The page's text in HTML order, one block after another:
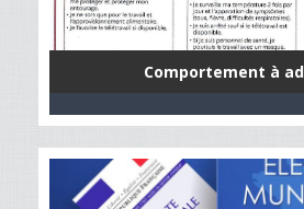
Comportement à